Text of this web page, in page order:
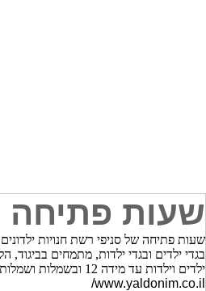
שעות פתיחה
בגדי ילדים ובגדי ילדות, מתמחים בביגוד,
ילדים וילדות עד מידה 12 ובשמלות ושמלות שושבינה עד גיל 8.
www.yaldonim.co.il/